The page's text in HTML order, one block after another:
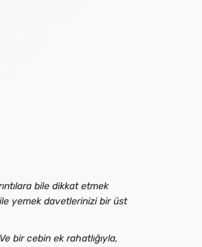
bile dikkat etmek
yemek davetlerinizi bir üst
bir cebin ek rahatlığıyla,